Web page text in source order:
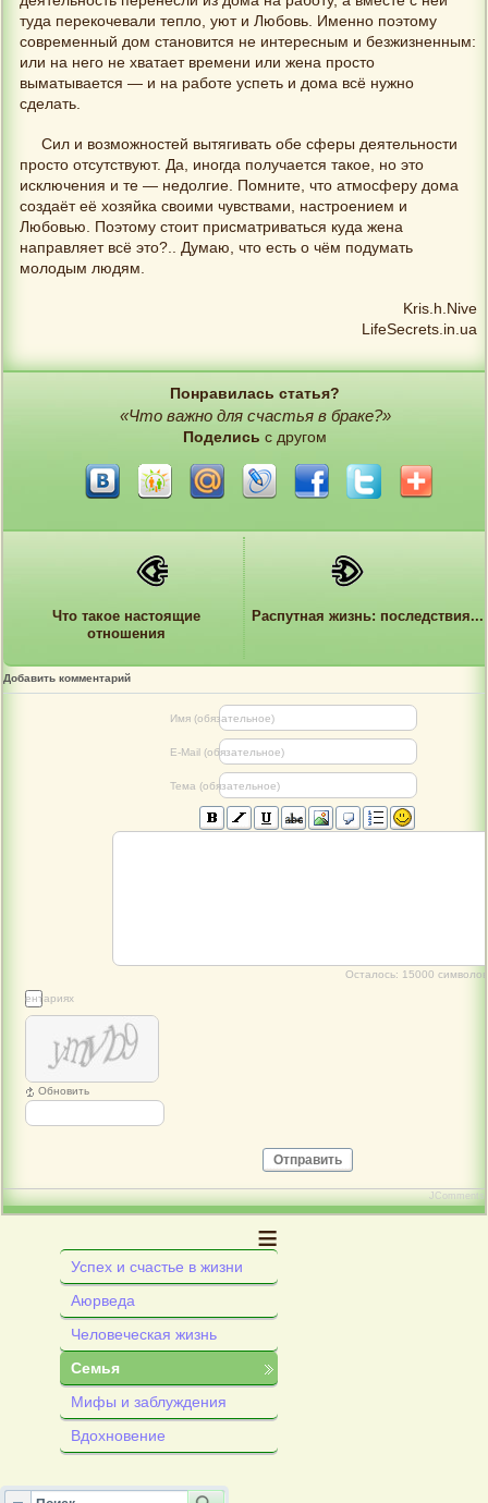
туда перекочевали тепло, уют и Любовь. Именно поэтому
современный дом становится не интересным и безжизненным:
или на него не хватает времени или жена просто
выматывается — и на работе успеть и дома всё нужно
сделать.
Сил и возможностей вытягивать обе сферы деятельности
просто отсутствуют. Да, иногда получается такое, но это
исключения и те — недолгие. Помните, что атмосферу дома
создаёт её хозяйка своими чувствами, настроением и
Любовью. Поэтому стоит присматриваться куда жена
направляет всё это?.. Думаю, что есть о чём подумать
молодым людям.
Kris.h.Nive
LifeSecrets.in.ua
Понравилась статья?
«Что важно для счастья в браке?»
Поделись с другом
Что такое настоящие
отношения
Распутная жизнь: последствия...
Добавить комментарий
Имя (обязательное)
E-Mail (обязательное)
Тема (обязательное)
Осталось: 15000 символов
Обновить
Отправить
JComments
≡
Успех и счастье в жизни
Аюрведа
Человеческая жизнь
Семья
Мифы и заблуждения
Вдохновение